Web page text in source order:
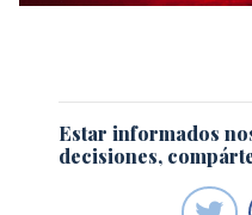
Estar informados
decisiones,